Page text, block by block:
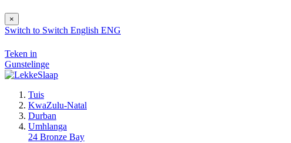
×
Switch to Switch English ENG
Teken in
Gunstelinge
Tuis
KwaZulu-Natal
Durban
Umhlanga
24 Bronze Bay